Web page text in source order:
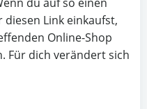
Link einkaufst,
Online-Shop
Für dich verändert sich